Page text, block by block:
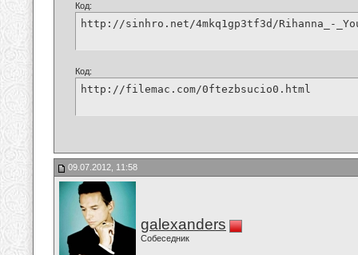
Код:
http://sinhro.net/4mkq1gp3tf3d/Rihanna_-
Код:
http://filemac.com/0ftezbsucio0.html
09.07.2012, 11:58
galexanders
Собеседник